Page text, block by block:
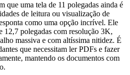
que uma tela de 11 polegadas ainda é
de leitura ou visualização de
como uma opção incrível. Ele
12,7 polegadas com resolução 3K,
massiva e com altíssima nitidez. É
que necessitam ler PDFs e fazer
mantendo os documentos com